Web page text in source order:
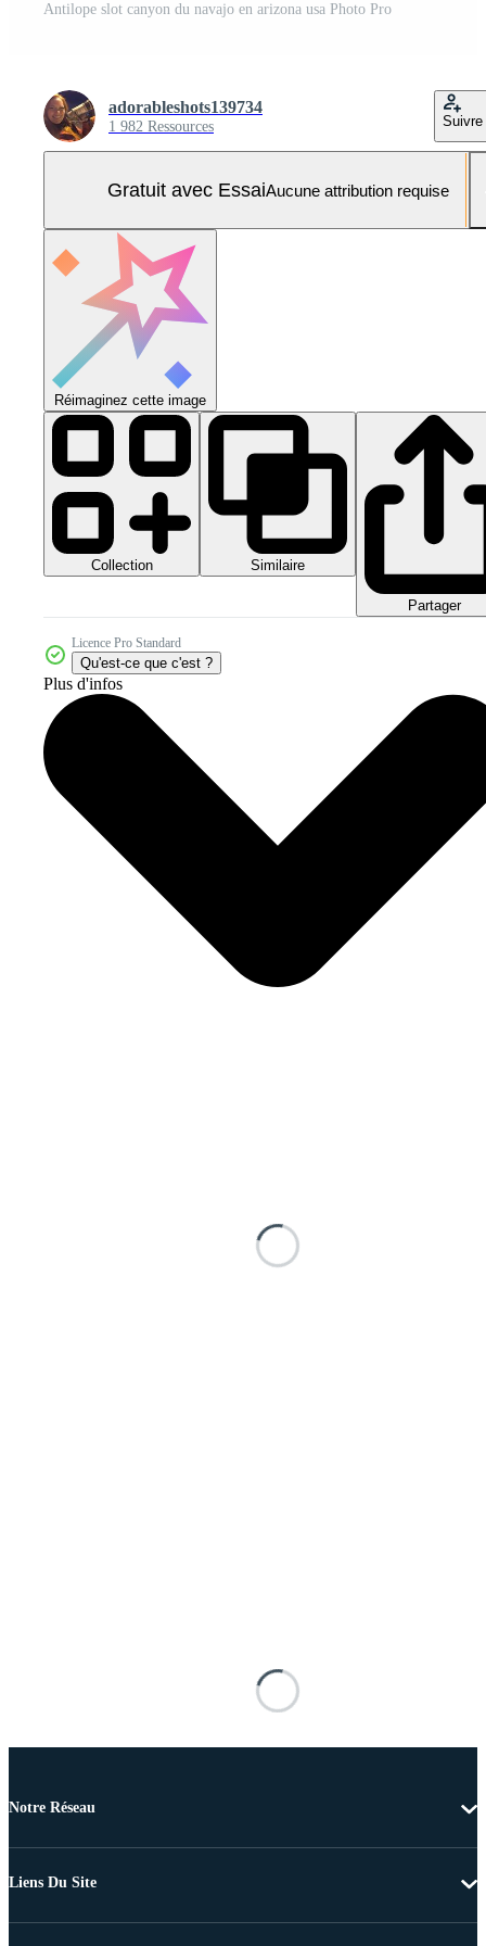
Antilope slot canyon du navajo en arizona usa Photo Pro
adorableshots139734
1 982 Ressources Suivre
Gratuit avec EssaiAucune attribution requise
Réimaginez cette image
Collection Similaire
Partager
Licence Pro Standard
Qu'est-ce que c'est ?
Plus d'infos
Notre Réseau
Liens Du Site